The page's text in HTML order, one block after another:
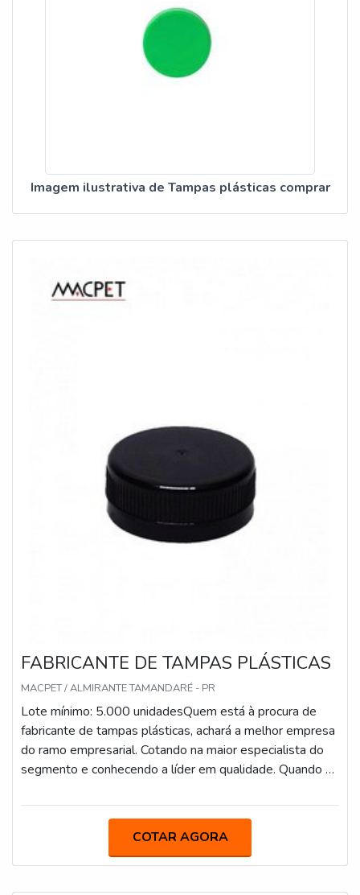
Imagem ilustrativa de Tampas plásticas comprar
FABRICANTE DE TAMPAS PLÁSTICAS
MACPET / ALMIRANTE TAMANDARÉ - PR
Lote mínimo: 5.000 unidadesQuem está à procura de
fabricante de tampas plásticas, achará a melhor empresa
do ramo empresarial. Cotando na maior especialista do
segmento e conhecendo a líder em qualidade. Quando a
poderá contar com eficiência e com embalagens para
FABRICANTE DE TAMPAS PLÁSTICASHá muitas
maneiras eficientes de demonstrar competência e
COTAR AGORA